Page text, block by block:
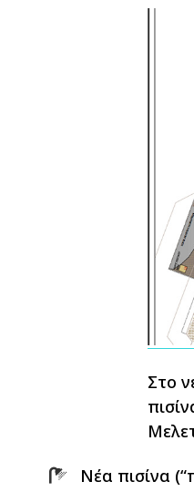
Στο
Νέα πισίνα